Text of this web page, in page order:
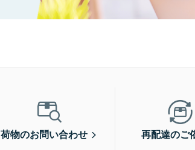
荷物のお問い合わせ 再配達のご